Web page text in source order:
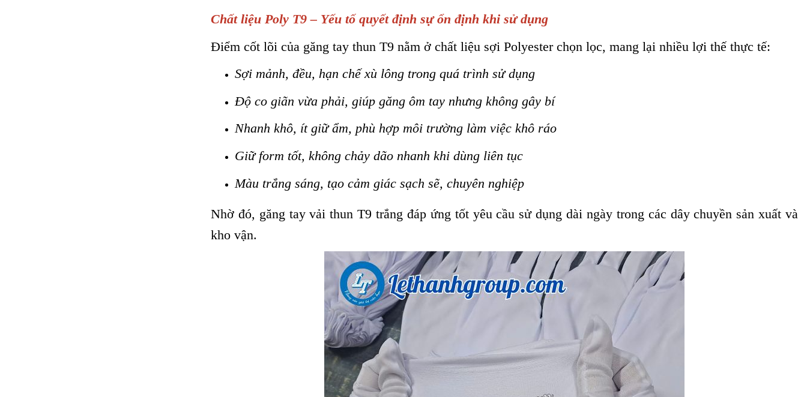
Chất liệu Poly T9 – Yếu tố quyết định sự ổn định khi sử dụng
Điểm cốt lõi của găng tay thun T9 nằm ở chất liệu sợi Polyester chọn lọc, mang lại nhiều lợi thế thực tế:
Sợi mảnh, đều, hạn chế xù lông trong quá trình sử dụng
Độ co giãn vừa phải, giúp găng ôm tay nhưng không gây bí
Nhanh khô, ít giữ ẩm, phù hợp môi trường làm việc khô ráo
Giữ form tốt, không chảy dão nhanh khi dùng liên tục
Màu trắng sáng, tạo cảm giác sạch sẽ, chuyên nghiệp
Nhờ đó, găng tay vải thun T9 trắng đáp ứng tốt yêu cầu sử dụng dài ngày trong các dây chuyền sản xuất và
kho vận.